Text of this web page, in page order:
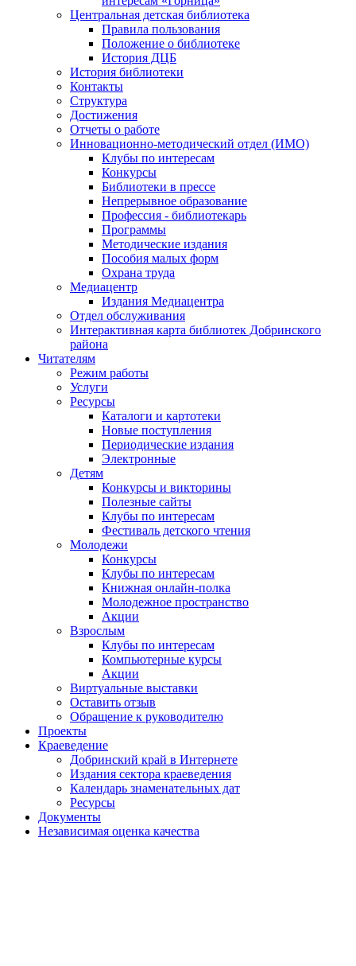
Центральная детская библиотека
Правила пользования
Положение о библиотеке
История ДЦБ
История библиотеки
Контакты
Структура
Достижения
Отчеты о работе
Инновационно-методический отдел (ИМО)
Клубы по интересам
Конкурсы
Библиотеки в прессе
Непрерывное образование
Профессия - библиотекарь
Программы
Методические издания
Пособия малых форм
Охрана труда
Медиацентр
Издания Медиацентра
Отдел обслуживания
Интерактивная карта библиотек Добринского
района
Читателям
Режим работы
Услуги
Ресурсы
Каталоги и картотеки
Новые поступления
Периодические издания
Электронные
Детям
Конкурсы и викторины
Полезные сайты
Клубы по интересам
Фестиваль детского чтения
Молодежи
Конкурсы
Клубы по интересам
Книжная онлайн-полка
Молодежное пространство
Акции
Взрослым
Клубы по интересам
Компьютерные курсы
Акции
Виртуальные выставки
Оставить отзыв
Обращение к руководителю
Проекты
Краеведение
Добринский край в Интернете
Издания сектора краеведения
Календарь знаменательных дат
Ресурсы
Документы
Независимая оценка качества